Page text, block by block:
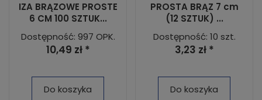
IZA BRĄZOWE PROSTE
6 CM 100 SZTUK...
Dostępność: 997 OPK.
10,49 zł *
Do koszyka
PROSTA BRĄZ 7 cm
(12 SZTUK) ...
Dostępność: 10 szt.
3,23 zł *
Do koszyka